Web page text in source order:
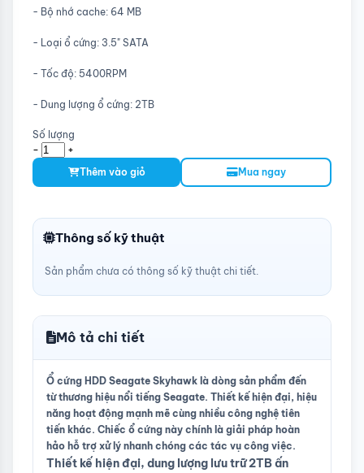
- Bộ nhớ cache: 64 MB
- Loại ổ cứng: 3.5" SATA
- Tốc độ: 5400RPM
- Dung lượng ổ cứng: 2TB
Số lượng
- +
Thêm vào giỏ Mua ngay
Thông số kỹ thuật
Sản phẩm chưa có thông số kỹ thuật chi tiết.
Mô tả chi tiết
Ổ cứng HDD Seagate Skyhawk là dòng sản phẩm đến
từ thương hiệu nổi tiếng Seagate. Thiết kế hiện đại, hiệu
năng hoạt động mạnh mẽ cùng nhiều công nghệ tiên
tiến khác. Chiếc ổ cứng này chính là giải pháp hoàn
hảo hỗ trợ xử lý nhanh chóng các tác vụ công việc.
Thiết kế hiện đại, dung lượng lưu trữ 2TB ấn